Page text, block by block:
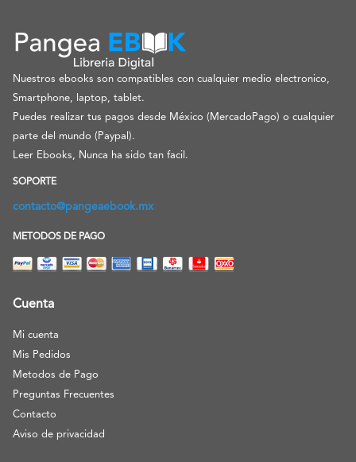
Nuestros ebooks son compatibles con cualquier medio electronico,
Smartphone, laptop, tablet.
Puedes realizar tus pagos desde México (MercadoPago) o cualquier
parte del mundo (Paypal).
Leer Ebooks, Nunca ha sido tan facil.
SOPORTE
contacto@pangeaebook.mx
METODOS DE PAGO
Cuenta
Mi cuenta
Mis Pedidos
Metodos de Pago
Preguntas Frecuentes
Contacto
Aviso de privacidad